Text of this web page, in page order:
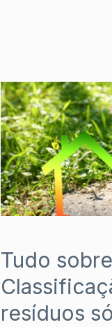
Tudo
resíduos